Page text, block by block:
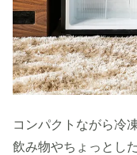
コンパクトながら冷
飲み物やちょっとし